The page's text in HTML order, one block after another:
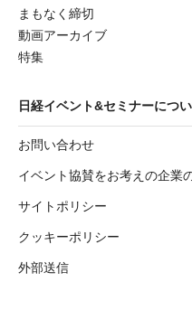
まもなく締切
動画アーカイブ
特集
日経イベント&セミナーにつ
お問い合わせ
イベント協賛をお考えの企業
サイトポリシー
クッキーポリシー
外部送信